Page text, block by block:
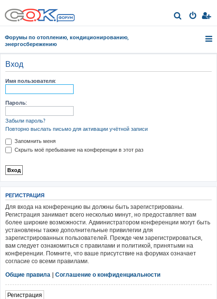
о
Форумы по отоплению, кондиционированию,
энергосбережению
Вход
Имя пользователя:
Пароль:
Забыли пароль?
Повторно выслать письмо для активации учётной записи
Запомнить меня
Скрыть моё пребывание на конференции в этот раз
РЕГИСТРАЦИЯ
Для входа на конференцию вы должны быть зарегистрированы.
Регистрация занимает всего несколько минут, но предоставляет вам
более широкие возможности. Администратором конференции могут быть
установлены также дополнительные привилегии для
зарегистрированных пользователей. Прежде чем зарегистрироваться,
вам следует ознакомиться с правилами и политикой, принятыми на
конференции. Помните, что ваше присутствие на форумах означает
согласие со всеми правилами.
Общие правила | Соглашение о конфиденциальности
Регистрация